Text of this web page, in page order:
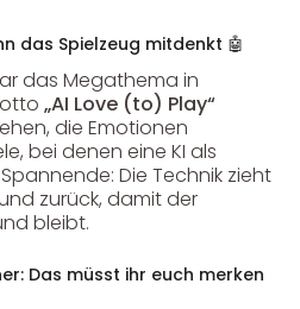
das Spielzeug mitdenkt 🤖
das Megathema in
„AI Love (to) Play“
die Emotionen
bei denen eine KI als
Die Technik zieht
zurück, damit der
bleibt.
Das müsst ihr euch merken